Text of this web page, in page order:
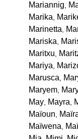
Mariannig,
Marika,
Marinetta,
Mariska,
Maritxu,
Mariya,
Marusca,
Maryem,
May, Mayra,
Maïoun,
Maïwena,